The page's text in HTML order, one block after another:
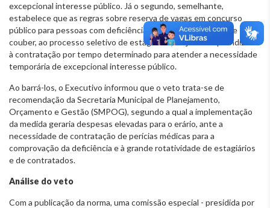
excepcional interesse público. Já o segundo, semelhante,
estabelece que as regras sobre reserva de vagas em concurso
público para pessoas com deficiência serão aplicáveis, no que
couber, ao processo seletivo de estagiários, de jovens aprendizes e
à contratação por tempo determinado para atender a necessidade
temporária de excepcional interesse público.
Ao barrá-los, o Executivo informou que o veto trata-se de
recomendação da Secretaria Municipal de Planejamento,
Orçamento e Gestão (SMPOG), segundo a qual a implementação
da medida geraria despesas elevadas para o erário, ante a
necessidade de contratação de perícias médicas para a
comprovação da deficiência e à grande rotatividade de estagiários
e de contratados.
Análise do veto
Com a publicação da norma, uma comissão especial - presidida por